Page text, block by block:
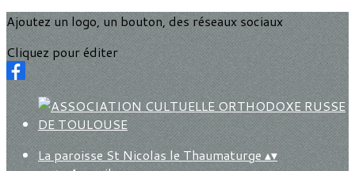
Ajoutez un logo, un bouton, des réseaux sociaux
Cliquez pour éditer
La paroisse St Nicolas le Thaumaturge▴▾